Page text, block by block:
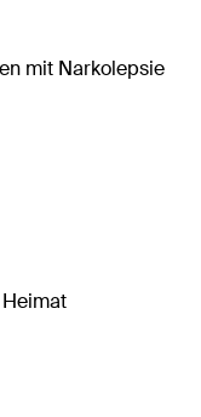
mit Narkolepsie